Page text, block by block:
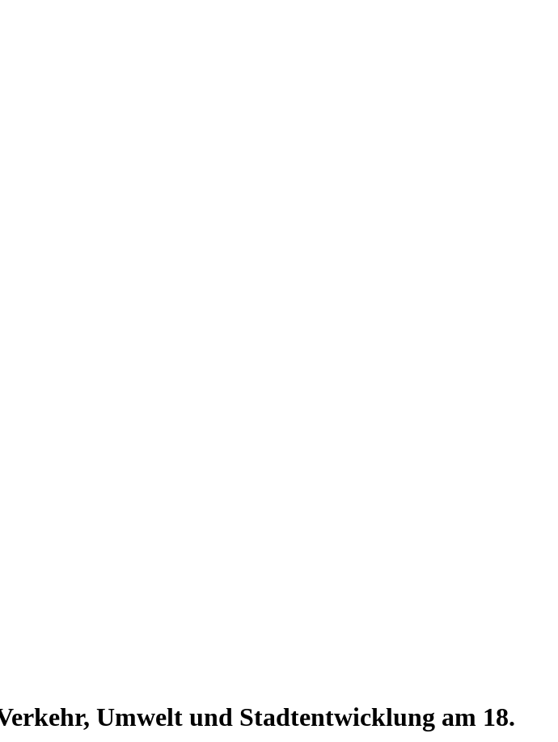
Umwelt und Stadtentwicklung am 18.